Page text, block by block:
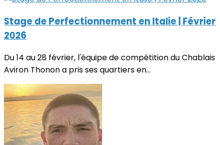
Stage de Perfectionnement en Italie | Février
2026
Du 14 au 28 février, l'équipe de compétition du Chablais
Aviron Thonon a pris ses quartiers en...